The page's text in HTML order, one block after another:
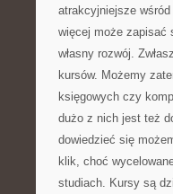
atrakcyjniejsze
więcej może zapisać
własny rozwój.
kursów. Możemy
księgowych czy
dużo z nich jest też
dowiedzieć się
klik, choć
studiach. Kursy są